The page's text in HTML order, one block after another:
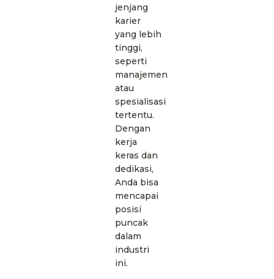
jenjang
karier
yang lebih
tinggi,
seperti
manajemen
atau
spesialisasi
tertentu.
Dengan
kerja
keras dan
dedikasi,
Anda bisa
mencapai
posisi
puncak
dalam
industri
ini.